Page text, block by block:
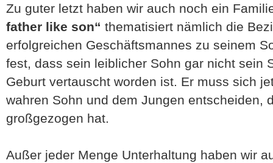
Zu guter letzt haben wir auch noch ein
father like son“ thematisiert nämlich die
erfolgreichen Geschäftsmannes zu seinem
fest, dass sein leiblicher Sohn gar nicht sein
Geburt vertauscht worden ist. Er muss sich
wahren Sohn und dem Jungen entscheiden,
großgezogen hat.
Außer jeder Menge Unterhaltung haben wir